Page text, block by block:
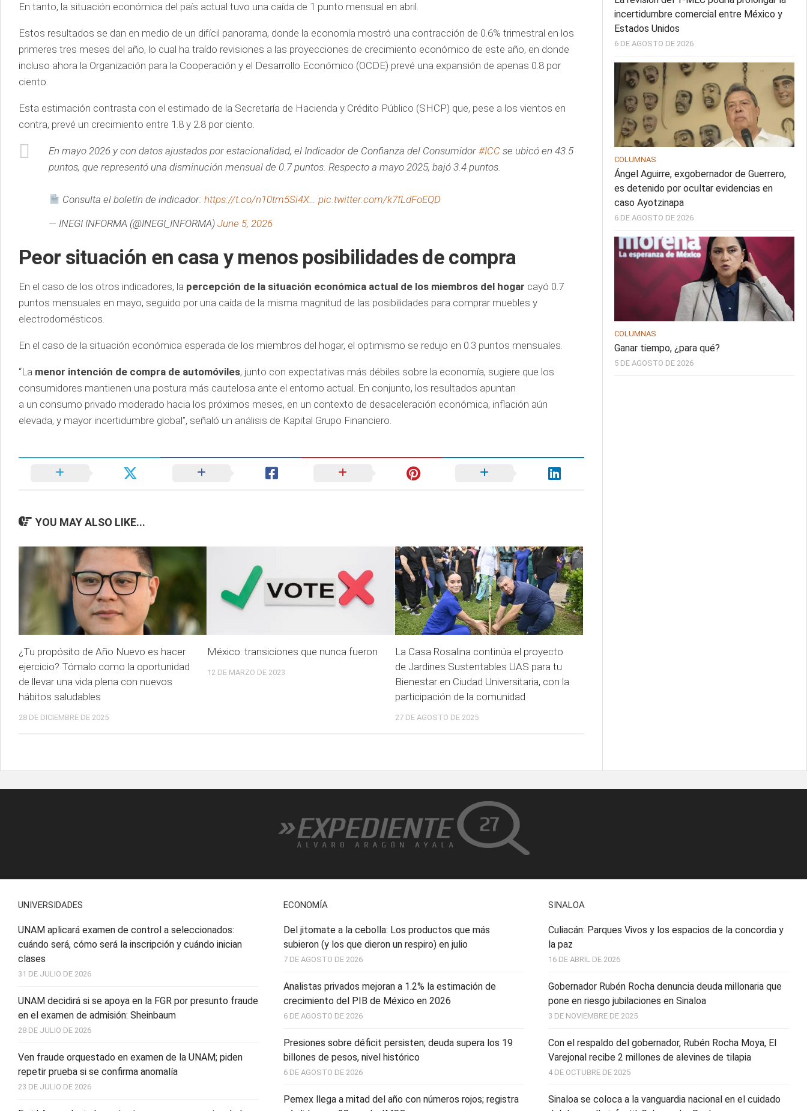
En tanto, la situación económica del país actual tuvo una caída de 1 punto mensual en abril.
Estos resultados se dan en medio de un difícil panorama, donde la economía mostró una contracción de 0.6% trimestral en los
primeres tres meses del año, lo cual ha traído revisiones a las proyecciones de crecimiento económico de este año, en donde
incluso ahora la Organización para la Cooperación y el Desarrollo Económico (OCDE) prevé una expansión de apenas 0.8 por
ciento.
Esta estimación contrasta con el estimado de la Secretaría de Hacienda y Crédito Público (SHCP) que, pese a los vientos en
contra, prevé un crecimiento entre 1.8 y 2.8 por ciento.
En mayo 2026 y con datos ajustados por estacionalidad, el Indicador de Confianza del Consumidor #ICC se ubicó en 43.5
puntos, que representó una disminución mensual de 0.7 puntos. Respecto a mayo 2025, bajó 3.4 puntos.
Consulta el boletín de indicador:https://t.co/n10tm5Si4X…pic.twitter.com/k7fLdFoEQD
— INEGI INFORMA (@INEGI_INFORMA) June 5, 2026
Peor situación en casa y menos posibilidades de compra
En el caso de los otros indicadores, la percepción de la situación económica actual de los miembros del hogar cayó 0.7
puntos mensuales en mayo, seguido por una caída de la misma magnitud de las posibilidades para comprar muebles y
electrodomésticos.
En el caso de la situación económica esperada de los miembros del hogar, el optimismo se redujo en 0.3 puntos mensuales.
“La menor intención de compra de automóviles, junto con expectativas más débiles sobre la economía, sugiere que los
consumidores mantienen una postura más cautelosa ante el entorno actual. En conjunto, los resultados apuntan
a un consumo privado moderado hacia los próximos meses, en un contexto de desaceleración económica, inflación aún
elevada, y mayor incertidumbre global”, señaló un análisis de Kapital Grupo Financiero.
YOU MAY ALSO LIKE...
¿Tu propósito de Año Nuevo es hacer
ejercicio? Tómalo como la oportunidad
de llevar una vida plena con nuevos
hábitos saludables
28 DE DICIEMBRE DE 2025
México: transiciones que nunca fueron
12 DE MARZO DE 2023
La Casa Rosalina continúa el proyecto
de Jardines Sustentables UAS para tu
Bienestar en Ciudad Universitaria, con la
participación de la comunidad
27 DE AGOSTO DE 2025
incertidumbre comercial entre México y
Estados Unidos
6 DE AGOSTO DE 2026
COLUMNAS
Ángel Aguirre, exgobernador de Guerrero,
es detenido por ocultar evidencias en
caso Ayotzinapa
6 DE AGOSTO DE 2026
COLUMNAS
Ganar tiempo, ¿para qué?
5 DE AGOSTO DE 2026
UNIVERSIDADES
UNAM aplicará examen de control a seleccionados:
cuándo será, cómo será la inscripción y cuándo inician
clases
31 DE JULIO DE 2026
UNAM decidirá si se apoya en la FGR por presunto fraude
en el examen de admisión: Sheinbaum
28 DE JULIO DE 2026
Ven fraude orquestado en examen de la UNAM; piden
repetir prueba si se confirma anomalía
23 DE JULIO DE 2026
ECONOMÍA
Del jitomate a la cebolla: Los productos que más
subieron (y los que dieron un respiro) en julio
7 DE AGOSTO DE 2026
Analistas privados mejoran a 1.2% la estimación de
crecimiento del PIB de México en 2026
6 DE AGOSTO DE 2026
Presiones sobre déficit persisten; deuda supera los 19
billones de pesos, nivel histórico
6 DE AGOSTO DE 2026
Pemex llega a mitad del año con números rojos; registra
SINALOA
Culiacán: Parques Vivos y los espacios de la concordia y
la paz
16 DE ABRIL DE 2026
Gobernador Rubén Rocha denuncia deuda millonaria que
pone en riesgo jubilaciones en Sinaloa
3 DE NOVIEMBRE DE 2025
Con el respaldo del gobernador, Rubén Rocha Moya, El
Varejonal recibe 2 millones de alevines de tilapia
4 DE OCTUBRE DE 2025
Sinaloa se coloca a la vanguardia nacional en el cuidado